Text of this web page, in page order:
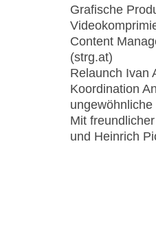
Grafische
Content
(strg.at)
Relaunch Ivan
Koordination
Mit
und Heinrich